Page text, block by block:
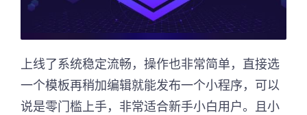
上线了系统稳定流畅，操作也非常简单，直接选
一个模板再稍加编辑就能发布一个小程序，可以
说是零门槛上手，非常适合新手小白用户。且小